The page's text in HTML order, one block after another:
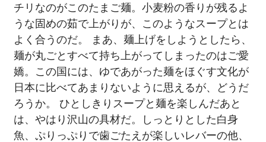
チリなのがこのたまご麺。小麦粉の香りが残るよ
うな固めの茹で上がりが、このようなスープとは
よく合うのだ。 まあ、麺上げをしようとしたら、
麺が丸ごとすべて持ち上がってしまったのはご愛
嬌。この国には、ゆであがった麺をほぐす文化が
日本に比べてあまりないように思えるが、どうだ
ろうか。 ひとしきりスープと麺を楽しんだあと
は、やはり沢山の具材だ。しっとりとした白身
魚、ぷりっぷりで歯ごたえが楽しいレバーの他、